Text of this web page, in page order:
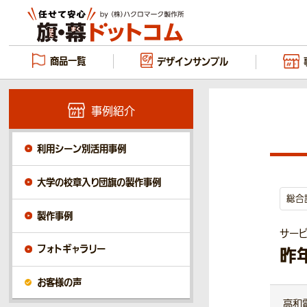
商品一覧 デザインサンプル
総合
サー
昨
事例紹介
利用シーン別活用事例
大学の校章入り団旗の製作事例
製作事例
フォトギャラリー
お客様の声